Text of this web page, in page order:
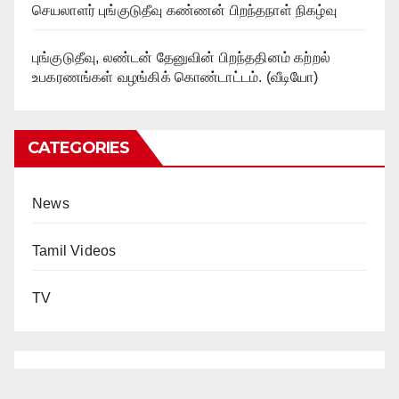
செயலாளர் புங்குடுதீவு கண்ணன் பிறந்தநாள் நிகழ்வு
புங்குடுதீவு, லண்டன் தேனுவின் பிறந்ததினம் கற்றல்
உபகரணங்கள் வழங்கிக் கொண்டாட்டம். (வீடியோ)
CATEGORIES
News
Tamil Videos
TV